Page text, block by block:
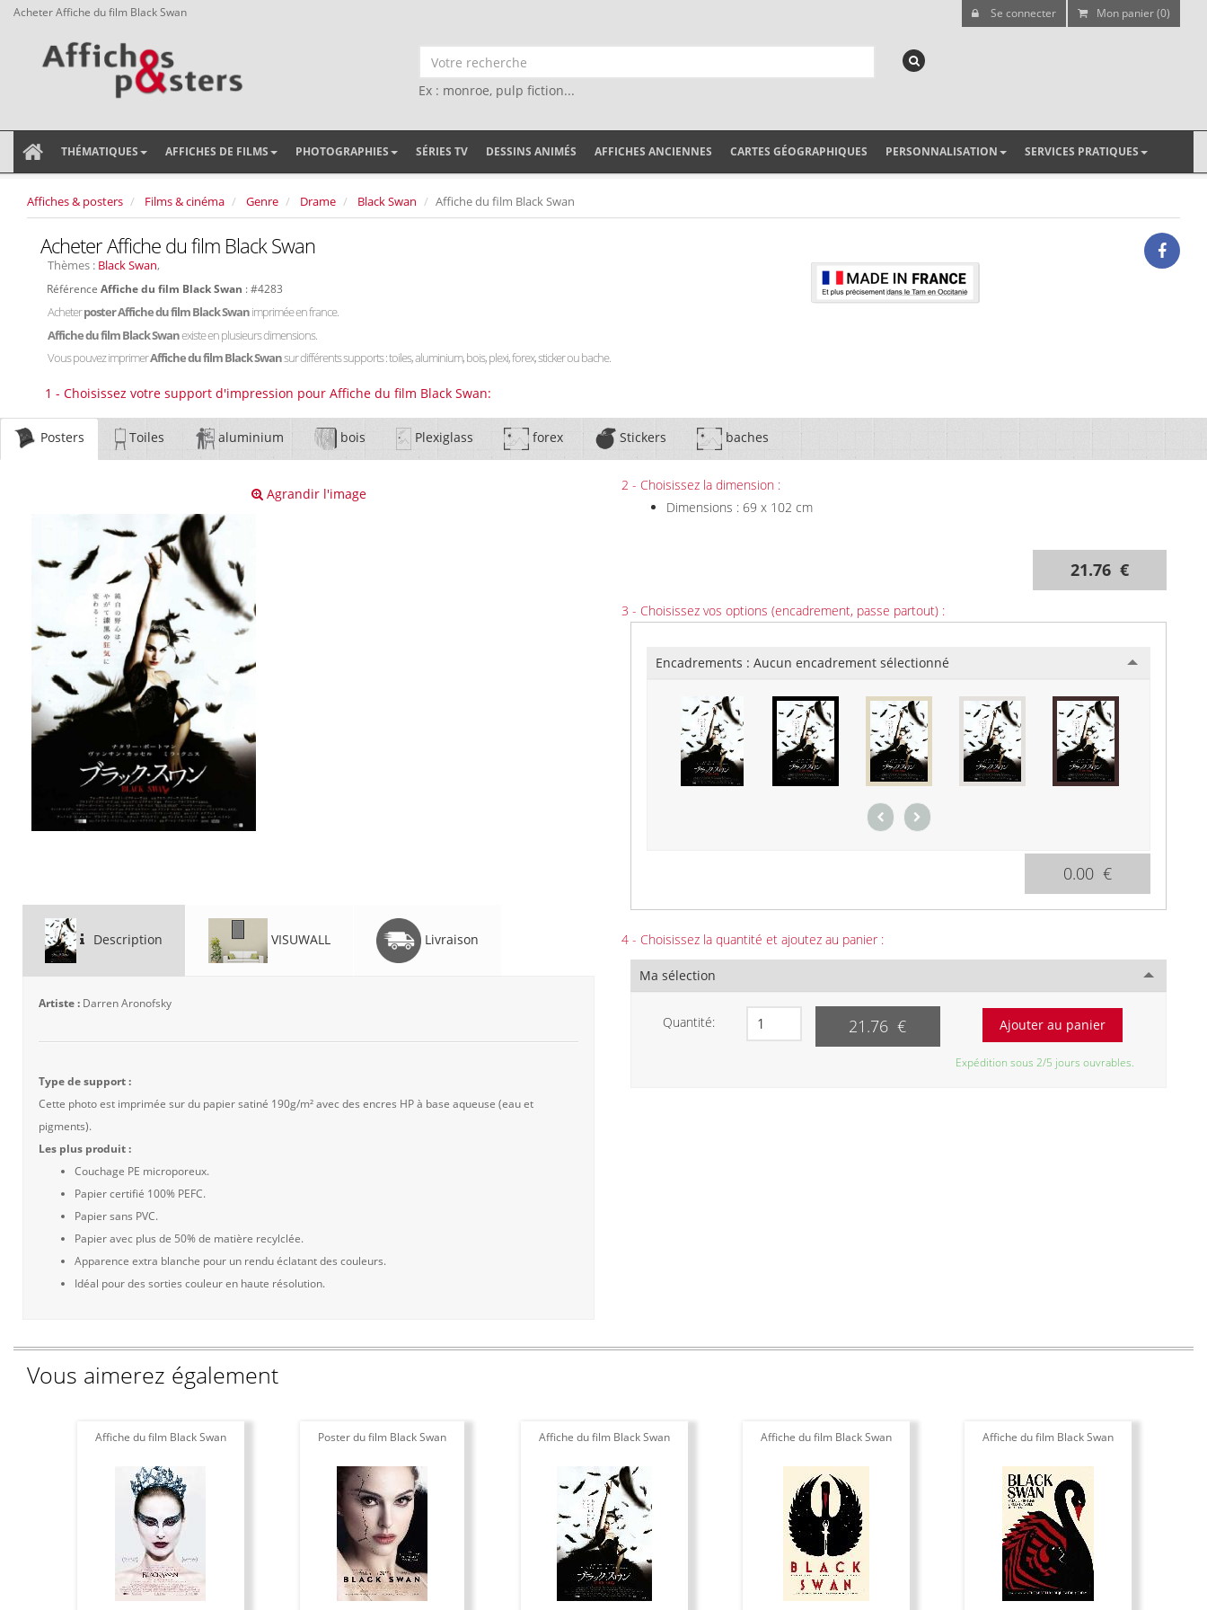
Acheter Affiche du film Black Swan Se connecter Mon panier (0)
Ex : monroe, pulp fiction...
THÉMATIQUES AFFICHES DE FILMS PHOTOGRAPHIES SÉRIES TV DESSINS ANIMÉS AFFICHES ANCIENNES CARTES GÉOGRAPHIQUES PERSONNALISATION SERVICES PRATIQUES
Affiches & posters Films & cinéma Genre Drame Black Swan Affiche du film Black Swan
Acheter Affiche du film Black Swan
Thèmes : Black Swan,
Référence Affiche du film Black Swan : #4283
Acheterposter Affiche du film Black Swanimprimée en france.
Affiche du film Black Swanexiste en plusieurs dimensions.
Vous pouvez imprimerAffiche du film Black Swansur différents supports : toiles, aluminium, bois, plexi, forex, sticker ou bache.
1 - Choisissez votre support d'impression pour Affiche du film Black Swan:
Posters Toiles aluminium bois Plexiglass forex Stickers baches
Agrandir l'image
Description VISUWALL Livraison
Artiste : Darren Aronofsky
Type de support :
Cette photo est imprimée sur du papier satiné 190g/m² avec des encres HP à base aqueuse (eau et
pigments).
Les plus produit :
Couchage PE microporeux.
Papier certifié 100% PEFC.
Papier sans PVC.
Papier avec plus de 50% de matière recylclée.
Apparence extra blanche pour un rendu éclatant des couleurs.
Idéal pour des sorties couleur en haute résolution.
2 - Choisissez la dimension :
Dimensions : 69 x 102 cm
21.76 €
3 - Choisissez vos options (encadrement, passe partout) :
Encadrements : Aucun encadrement sélectionné
0.00 €
4 - Choisissez la quantité et ajoutez au panier :
Ma sélection
Quantité: 21.76 €
Expédition sous 2/5 jours ouvrables.
Vous aimerez également
Affiche du film Black Swan Poster du film Black Swan Affiche du film Black Swan Affiche du film Black Swan Affiche du film Black Swan